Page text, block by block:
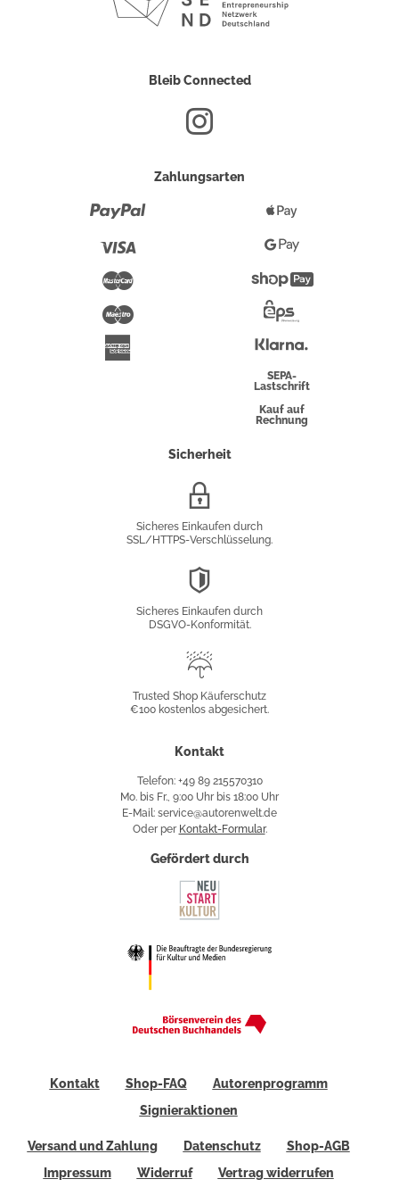
Bleib Connected
Zahlungsarten
Maestro
Pay
Google
Pay
Überweisung
SEPA-
Lastschrift
Kauf auf
Rechnung
Sicherheit
Sicheres Einkaufen durch
SSL/HTTPS-Verschlüsselung.
Sicheres Einkaufen durch
DSGVO-Konformität.
Käuferschutz
Trusted Shop Käuferschutz
€100 kostenlos abgesichert.
Kontakt
Telefon: +49 89 215570310
Mo. bis Fr., 9:00 Uhr bis 18:00 Uhr
E-Mail: service@autorenwelt.de
Oder per Kontakt-Formular.
Gefördert durch
Kontakt Shop-FAQ
Autorenprogramm
Signieraktionen
Versand und Zahlung Datenschutz
Shop-AGB
Impressum
Widerruf Vertrag widerrufen